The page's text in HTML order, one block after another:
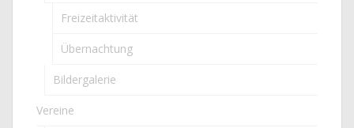
Freizeitaktivität
Übernachtung
Bildergalerie
Vereine